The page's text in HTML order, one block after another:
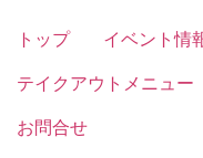
トップ イベント情
テイクアウトメニュー
お問合せ